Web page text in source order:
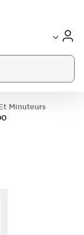
Minuteurs